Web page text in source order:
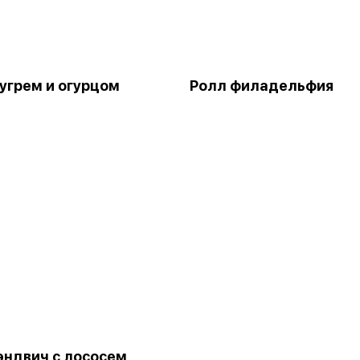
и огурцом Ролл филадельфия
с лососем